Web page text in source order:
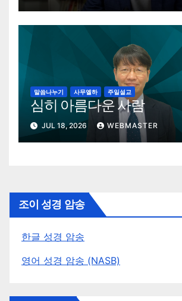
말씀나누기 사무엘하 주일설교
심히 아름다운 사람
JUL 18, 2026 WEBMASTER
조이 성경 암송
한글 성경 암송
영어 성경 암송 (NASB)